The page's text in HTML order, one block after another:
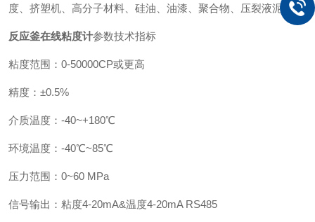
度、挤塑机、高分子材料、硅油、油漆、聚合物、压裂液泥浆。
反应釜在线粘度计参数技术指标
粘度范围：0-50000CP或更高
精度：±0.5%
介质温度：-40~+180℃
环境温度：-40℃~85℃
压力范围：0~60 MPa
信号输出：粘度4-20mA&温度4-20mA RS485